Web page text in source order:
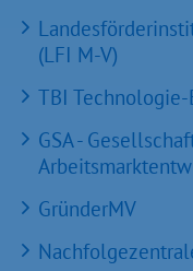
(LFI M-V)
TBI
GSA -
GründerMV